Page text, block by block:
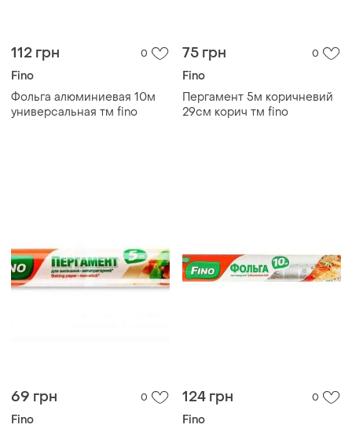
112 грн 0
Fino
Фольга алюминиевая 10м
универсальная тм fino
75 грн 0
Fino
Пергамент 5м коричневий
29см корич тм fino
69 грн 0
Fino
124 грн 0
Fino